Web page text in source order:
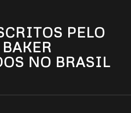
PELO
NO BRASIL